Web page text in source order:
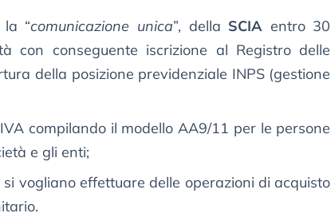
la “comunicazione unica”, della SCIA entro 30
con conseguente iscrizione al Registro delle
della posizione previdenziale INPS (gestione
compilando il modello AA9/11 per le persone
e gli enti;
si vogliano effettuare delle operazioni di acquisto